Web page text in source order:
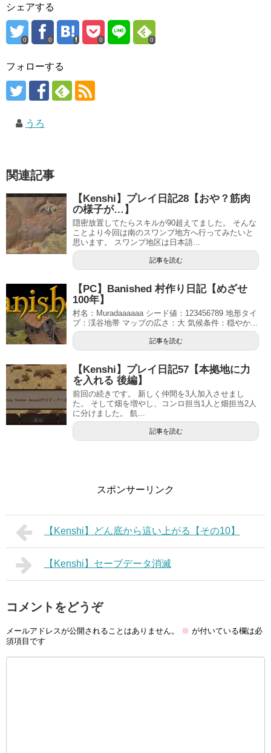
シェアする
0 0 0 0
フォローする
うろ
関連記事
【Kenshi】プレイ日記28【おや？筋肉
の様子が…】
隠密放置してたらスキルが90超えてました。 そんな
ことより今回は南のスワンプ地方へ行ってみたいと
思います。 スワンプ地区は日本語...
記事を読む
【PC】Banished 村作り日記【めざせ
100年】
村名：Muradaaaaaa シード値：123456789 地形タイ
プ：渓谷地帯 マップの広さ：大 気候条件：穏やか...
記事を読む
【Kenshi】プレイ日記57【本拠地に力
を入れる 後編】
前回の続きです。 新しく仲間を3人加入させまし
た。 そして畑を増やし、コンロ担当1人と畑担当2人
に分けました。 飢...
記事を読む
スポンサーリンク
【Kenshi】どん底から這い上がる【その10】
【Kenshi】セーブデータ消滅
コメントをどうぞ
メールアドレスが公開されることはありません。 ※ が付いている欄は必
須項目です